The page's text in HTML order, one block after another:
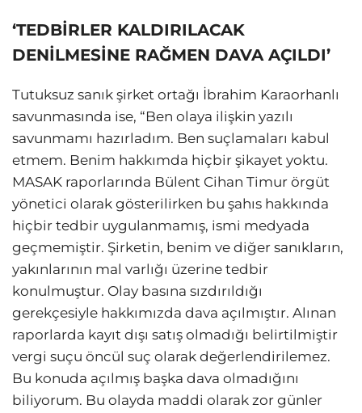
‘TEDBİRLER KALDIRILACAK
DENİLMESİNE RAĞMEN DAVA AÇILDI’
Tutuksuz sanık şirket ortağı İbrahim Karaorhanlı
savunmasında ise, “Ben olaya ilişkin yazılı
savunmamı hazırladım. Ben suçlamaları kabul
etmem. Benim hakkımda hiçbir şikayet yoktu.
MASAK raporlarında Bülent Cihan Timur örgüt
yönetici olarak gösterilirken bu şahıs hakkında
hiçbir tedbir uygulanmamış, ismi medyada
geçmemiştir. Şirketin, benim ve diğer sanıkların,
yakınlarının mal varlığı üzerine tedbir
konulmuştur. Olay basına sızdırıldığı
gerekçesiyle hakkımızda dava açılmıştır. Alınan
raporlarda kayıt dışı satış olmadığı belirtilmiştir
vergi suçu öncül suç olarak değerlendirilemez.
Bu konuda açılmış başka dava olmadığını
biliyorum. Bu olayda maddi olarak zor günler